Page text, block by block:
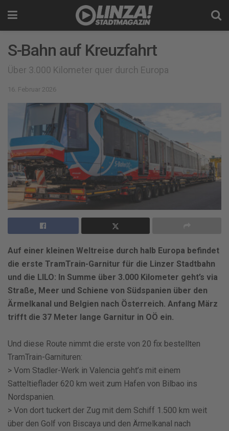
S-Bahn auf Kreuzfahrt
Über 3.000 Kilometer quer durch Europa
16. Februar 2026
Auf einer kleinen Weltreise durch halb Europa befindet
die erste TramTrain-Garnitur für die Linzer Stadtbahn
und die LILO: In Summe über 3.000 Kilometer geht’s via
Straße, Meer und Schiene von Südspanien über den
Ärmelkanal und Belgien nach Österreich. Anfang März
trifft die 37 Meter lange Garnitur in OÖ ein.
Und diese Route nimmt die erste von 20 fix bestellten
TramTrain-Garnituren:
> Vom Stadler-Werk in Valencia geht’s mit einem
Satteltieflader 620 km weit zum Hafen von Bilbao ins
Nordspanien.
> Von dort tuckert der Zug mit dem Schiff 1.500 km weit
über den Golf von Biscaya und den Ärmelkanal nach